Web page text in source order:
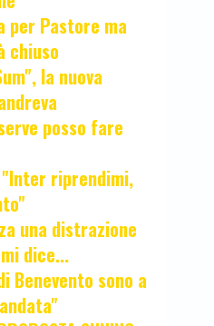
per Pastore ma
chiuso
la nuova
posso fare
"Inter riprendimi,
una distrazione
dice...
Benevento sono a